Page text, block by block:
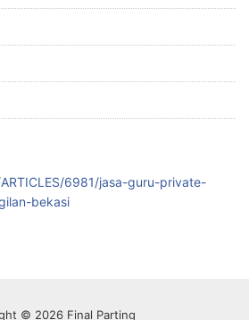
6981/jasa-guru-private-
bekasi
© 2026 Final Parting